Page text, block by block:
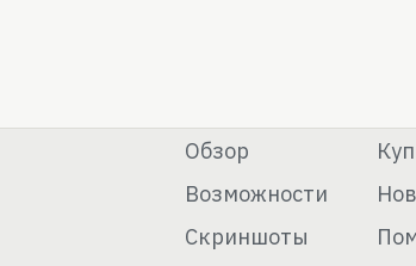
Обзор
Возможности
Скриншоты